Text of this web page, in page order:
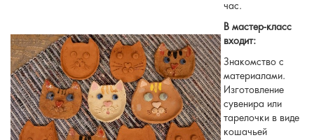
час.
В мастер-класс
входит:
Знакомство с
материалами.
Изготовление
сувенира или
тарелочки в виде
кошачьей